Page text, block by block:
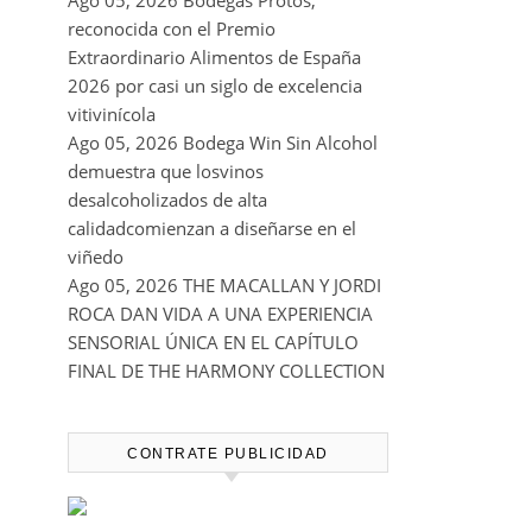
kilos de uva más que en 2025
Ago 05, 2026 Noites Méndez-Rojo
despide el verano por todo lo alto
entre viñedos, vino y mucho humor
Ago 05, 2026
reconocida con el Premio
Extraordinario Alimentos de España
2026 por casi un siglo de excelencia
vitivinícola
Ago 05, 2026
demuestra que losvinos
desalcoholizados de alta
calidadcomienzan a diseñarse en el
viñedo
ROCA DAN VIDA A UNA EXPERIENCIA
SENSORIAL ÚNICA EN EL CAPÍTULO
FINAL DE THE HARMONY COLLECTION